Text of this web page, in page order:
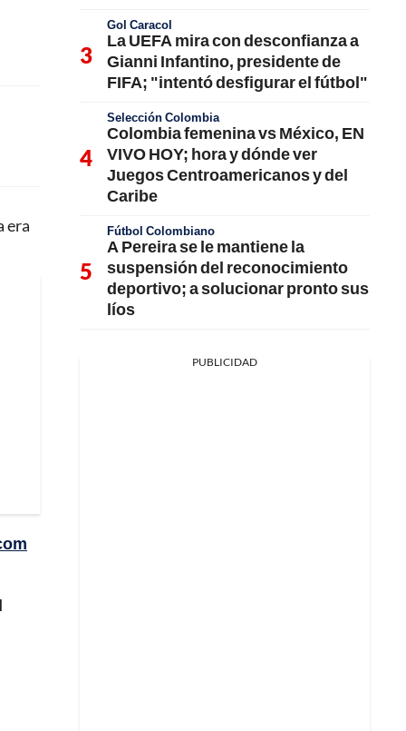
era
Gol Caracol
La UEFA mira con desconfianza a
Gianni Infantino, presidente de
FIFA; "intentó desfigurar el fútbol"
Selección Colombia
Colombia femenina vs México, EN
VIVO HOY; hora y dónde ver
Juegos Centroamericanos y del
Caribe
Fútbol Colombiano
A Pereira se le mantiene la
suspensión del reconocimiento
deportivo; a solucionar pronto sus
líos
PUBLICIDAD